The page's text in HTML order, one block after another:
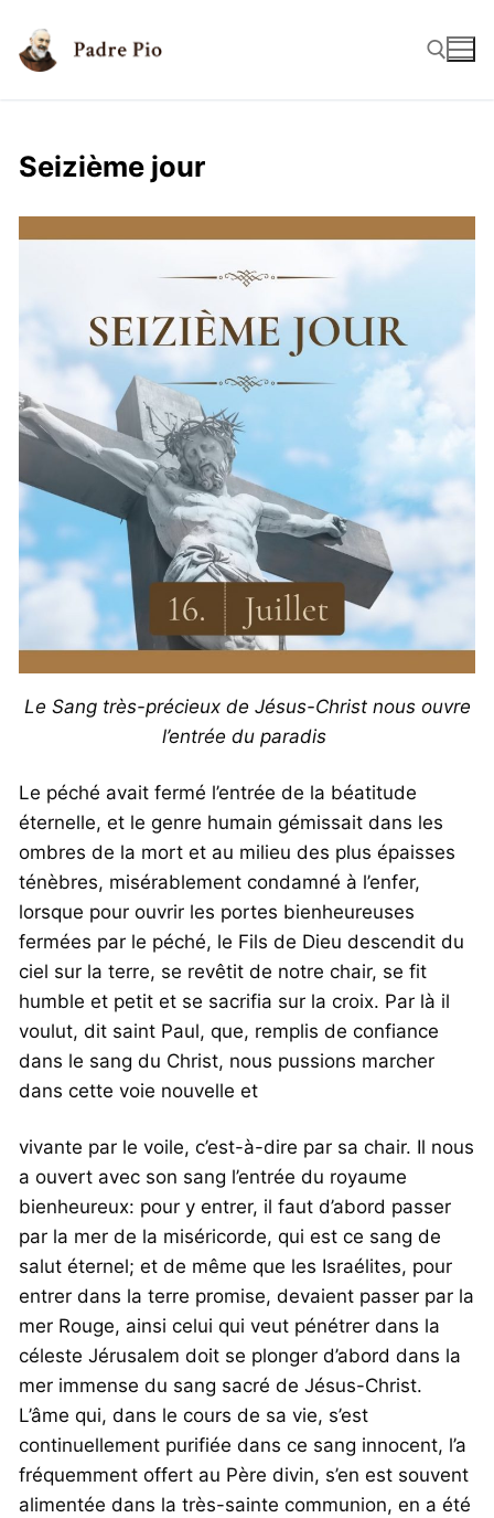
Seizième jour
Le Sang très-précieux de Jésus-Christ nous ouvre
l’entrée du paradis
Le péché avait fermé l’entrée de la béatitude
éternelle, et le genre humain gémissait dans les
ombres de la mort et au milieu des plus épaisses
ténèbres, misérablement condamné à l’enfer,
lorsque pour ouvrir les portes bienheureuses
fermées par le péché, le Fils de Dieu descendit du
ciel sur la terre, se revêtit de notre chair, se fit
humble et petit et se sacrifia sur la croix. Par là il
voulut, dit saint Paul, que, remplis de confiance
dans le sang du Christ, nous pussions marcher
dans cette voie nouvelle et
vivante par le voile, c’est-à-dire par sa chair. Il nous
a ouvert avec son sang l’entrée du royaume
bienheureux: pour y entrer, il faut d’abord passer
par la mer de la miséricorde, qui est ce sang de
salut éternel; et de même que les Israélites, pour
entrer dans la terre promise, devaient passer par la
mer Rouge, ainsi celui qui veut pénétrer dans la
céleste Jérusalem doit se plonger d’abord dans la
mer immense du sang sacré de Jésus-Christ.
L’âme qui, dans le cours de sa vie, s’est
continuellement purifiée dans ce sang innocent, l’a
fréquemment offert au Père divin, s’en est souvent
alimentée dans la très-sainte communion, en a été